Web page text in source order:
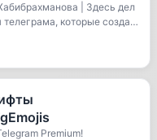
| Здесь дел
которые созда
Premium!